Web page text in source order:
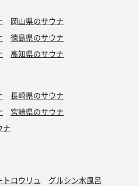
岡山県のサウナ
徳島県のサウナ
高知県のサウナ
長崎県のサウナ
宮崎県のサウナ
ナ
トロウリュ
グルシン水風呂